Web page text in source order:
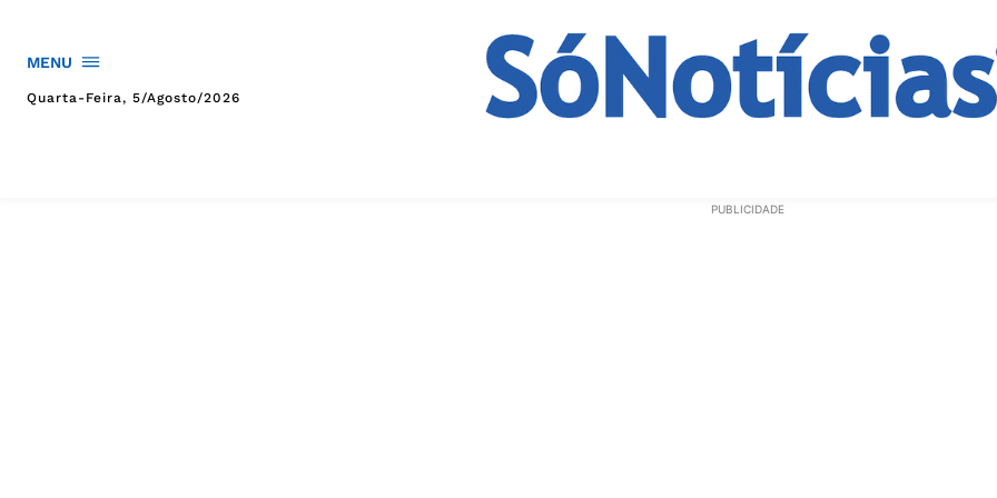
MENU
Quarta-Feira, 5/agosto/2026
PUBLICIDADE